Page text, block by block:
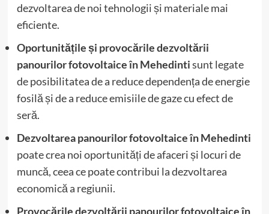
dezvoltarea de noi tehnologii și materiale mai
eficiente.
Oportunitățile și provocările dezvoltării
panourilor fotovoltaice în Mehedintisunt legate
de posibilitatea de a reduce dependența de energie
fosilă și de a reduce emisiile de gaze cu efect de
seră.
Dezvoltarea panourilor fotovoltaice în Mehedinti
poate crea noi oportunități de afaceri și locuri de
muncă, ceea ce poate contribui la dezvoltarea
economică a regiunii.
Provocările dezvoltării panourilor fotovoltaice în